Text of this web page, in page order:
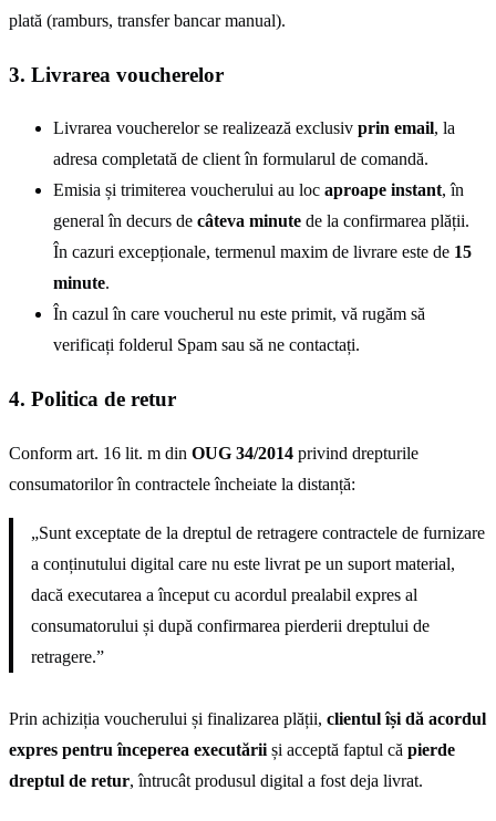
plată (ramburs, transfer bancar manual).
3. Livrarea voucherelor
Livrarea voucherelor se realizează exclusiv prin email, la
adresa completată de client în formularul de comandă.
Emisia și trimiterea voucherului au loc aproape instant, în
general în decurs de câteva minute de la confirmarea plății.
În cazuri excepționale, termenul maxim de livrare este de 15
minute.
În cazul în care voucherul nu este primit, vă rugăm să
verificați folderul Spam sau să ne contactați.
4. Politica de retur
Conform art. 16 lit. m din OUG 34/2014 privind drepturile
consumatorilor în contractele încheiate la distanță:
„Sunt exceptate de la dreptul de retragere contractele de furnizare
a conținutului digital care nu este livrat pe un suport material,
dacă executarea a început cu acordul prealabil expres al
consumatorului și după confirmarea pierderii dreptului de
retragere.”
Prin achiziția voucherului și finalizarea plății, clientul își dă acordul
expres pentru începerea executării și acceptă faptul că pierde
dreptul de retur, întrucât produsul digital a fost deja livrat.